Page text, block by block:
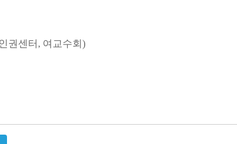
권센터, 여교수회)